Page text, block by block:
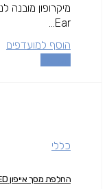
Ear...
הוסף למועדפים
כללי
החלפת מסך אייפון XS OLED